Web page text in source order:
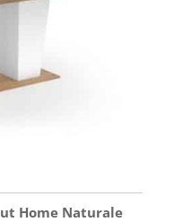
Home Naturale